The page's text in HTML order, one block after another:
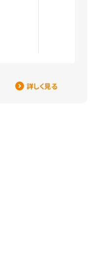
詳しく見る